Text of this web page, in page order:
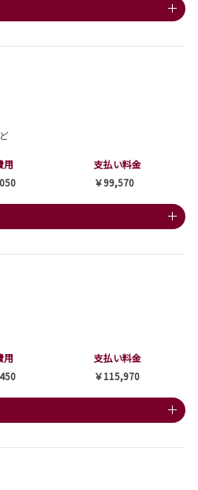
用
支払い料金
￥99,570
用
支払い料金
￥115,970